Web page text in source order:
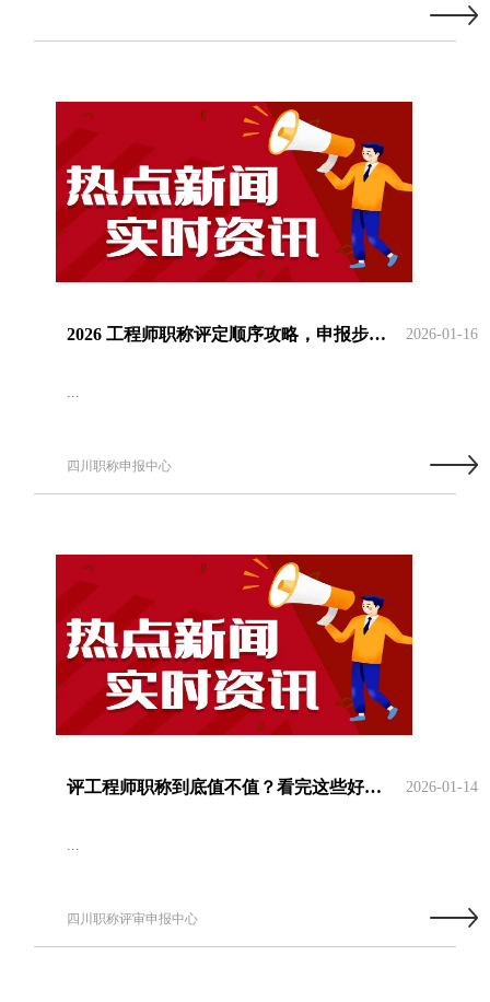
2026 工程师职称评定顺序攻略，申报步骤照着走不踩坑 2026-01-16
四川职称申报中心
评工程师职称到底值不值？看完这些好处再也不犹豫 2026-01-14
四川职称评审申报中心